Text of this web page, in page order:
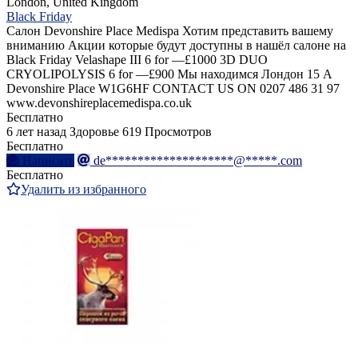
Black Friday
Салон Devonshire Place Medispa Хотим представить вашему
вниманию Акции которые будут доступны в нашёл салоне на
Black Friday Velashape III 6 for —£1000 3D DUO
CRYOLIPOLYSIS 6 for —£900 Мы находимся Лондон 15 A
Devonshire Place W1G6HF CONTACT US ON 0207 486 31 97
www.devonshireplacemedispa.co.uk
Бесплатно
6 лет назад Здоровье 619 Просмотров
Бесплатно
Написать
de********************@*****.com
Бесплатно
Удалить из избранного